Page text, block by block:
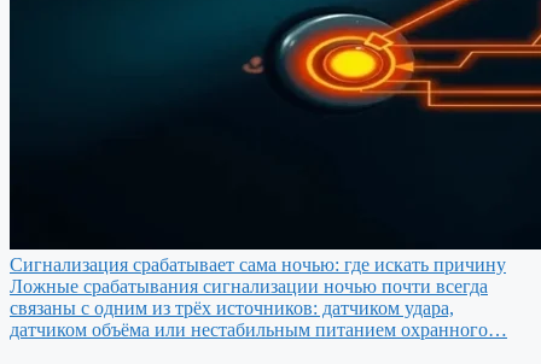
Сигнализация срабатывает сама ночью: где искать причину
Ложные срабатывания сигнализации ночью почти всегда
связаны с одним из трёх источников: датчиком удара,
датчиком объёма или нестабильным питанием охранного…